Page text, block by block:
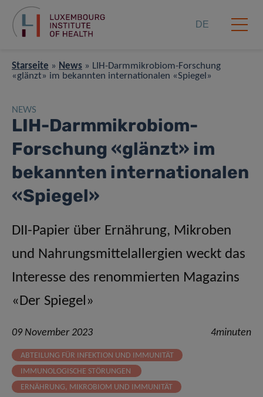
DE
Starseite » News » LIH-Darmmikrobiom-Forschung
«glänzt» im bekannten internationalen «Spiegel»
NEWS
LIH-Darmmikrobiom-
Forschung «glänzt» im
bekannten internationalen
«Spiegel»
DII-Papier über Ernährung, Mikroben
und Nahrungsmittelallergien weckt das
Interesse des renommierten Magazins
«Der Spiegel»
09 November 2023 4minuten
ABTEILUNG FÜR INFEKTION UND IMMUNITÄT
IMMUNOLOGISCHE STÖRUNGEN
ERNÄHRUNG, MIKROBIOM UND IMMUNITÄT